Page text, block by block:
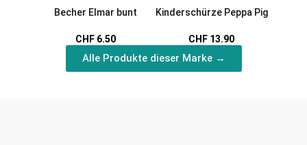
Becher Elmar bunt
CHF 6.50
Kinderschürze Peppa Pig
CHF 13.90
Alle Produkte dieser Marke →